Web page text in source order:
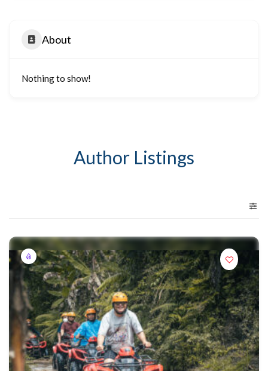
About
Nothing to show!
Author Listings